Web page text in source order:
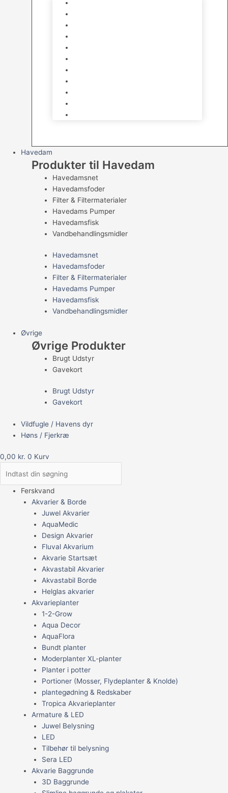
Havedam
Produkter til Havedam
Havedamsnet
Havedamsfoder
Filter & Filtermaterialer
Havedams Pumper
Havedamsfisk
Vandbehandlingsmidler
Havedamsnet
Havedamsfoder
Filter & Filtermaterialer
Havedams Pumper
Havedamsfisk
Vandbehandlingsmidler
Øvrige
Øvrige Produkter
Brugt Udstyr
Gavekort
Brugt Udstyr
Gavekort
Vildfugle / Havens dyr
Høns / Fjerkræ
0,00 kr. 0 Kurv
Ferskvand
Akvarier & Borde
Juwel Akvarier
AquaMedic
Design Akvarier
Fluval Akvarium
Akvarie Startsæt
Akvastabil Akvarier
Akvastabil Borde
Helglas akvarier
Akvarieplanter
1-2-Grow
Aqua Decor
AquaFlora
Bundt planter
Moderplanter XL-planter
Planter i potter
Portioner (Mosser, Flydeplanter & Knolde)
plantegødning & Redskaber
Tropica Akvarieplanter
Armature & LED
Juwel Belysning
LED
Tilbehør til belysning
Sera LED
Akvarie Baggrunde
3D Baggrunde